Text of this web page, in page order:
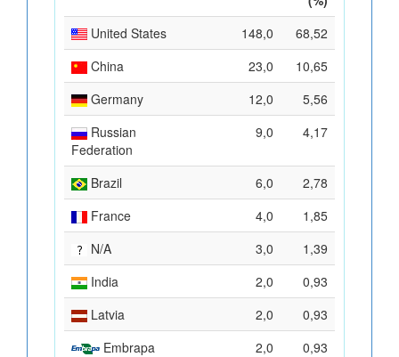
United States
148,0
68,52
China
23,0
10,65
Germany
12,0
5,56
Russian
Federation
9,0 4,17
Brazil 6,0
2,78
France
4,0
1,85
N/A
3,0
1,39
India
2,0
0,93
Latvia
2,0
0,93
Embrapa
2,0
0,93